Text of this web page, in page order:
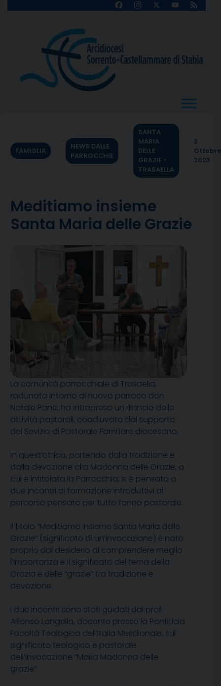
FacebookInstagram
X
YouTube
Feed
FAMIGLIA
NEWS DALLE
PARROCCHIE
SANTA
MARIA
DELLE
GRAZIE -
TRASAELLA
2
Ottobre
2023
Meditiamo insieme
Santa Maria delle Grazie
La comunità parrocchiale di Trasaella,
radunata intorno al nuovo parroco don
Natale Pane, ha intrapreso un rilancio delle
attività pastorali, coadiuvata dal supporto
del Sevizio di Pastorale Familiare diocesano.
In quest’ottica, partendo dalla tradizione e
dalla devozione alla Madonna delle Grazie, a
cui è intitolata la Parrocchia, si è pensato a
due incontri di formazione introduttivi al
percorso pensato per tutto l’anno pastorale.
Il titolo “Meditiamo insieme Santa Maria delle
Grazie” (significato di un’invocazione) è nato
proprio dal desiderio di comprendere meglio
l’importanza e il significato del tema della
Grazia e delle “grazie” tra tradizione e
devozione.
I due incontri sono stati guidati dal prof.
Alfonso Langella, docente presso la Pontificia
Facoltà Teologica dell’Italia Meridionale, sul
significato teologico e pastorale
dell’invocazione “Maria Madonna delle
grazie”.